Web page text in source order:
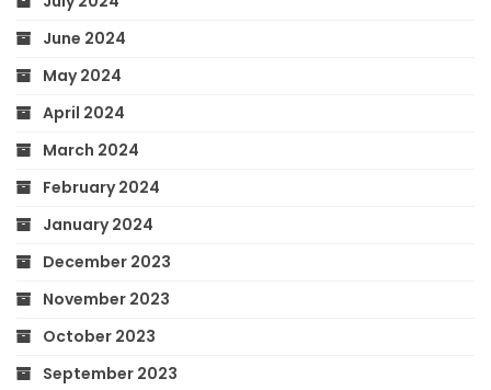
June 2024
May 2024
April 2024
March 2024
February 2024
January 2024
December 2023
November 2023
October 2023
September 2023